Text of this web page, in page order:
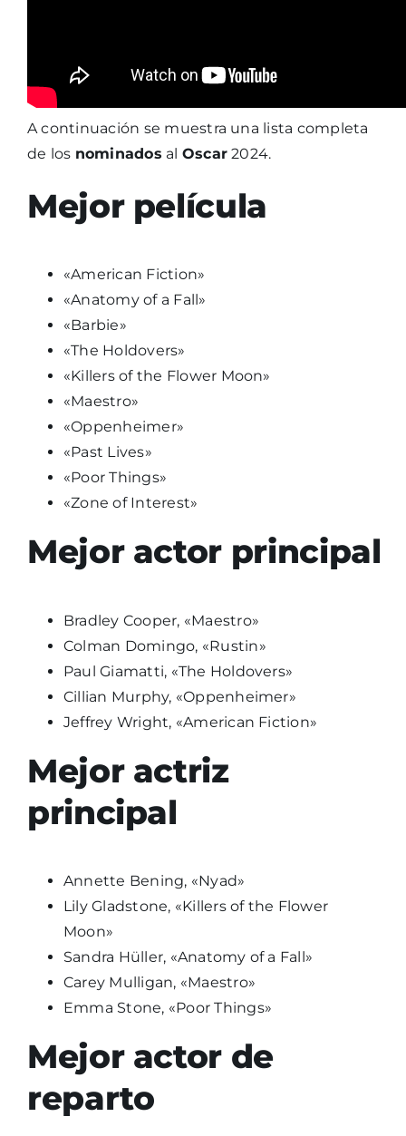
A continuación se muestra una lista completa
de los nominados al Oscar 2024.
Mejor película
«American Fiction»
«Anatomy of a Fall»
«Barbie»
«The Holdovers»
«Killers of the Flower Moon»
«Maestro»
«Oppenheimer»
«Past Lives»
«Poor Things»
«Zone of Interest»
Mejor actor principal
Bradley Cooper, «Maestro»
Colman Domingo, «Rustin»
Paul Giamatti, «The Holdovers»
Cillian Murphy, «Oppenheimer»
Jeffrey Wright, «American Fiction»
Mejor actriz
principal
Annette Bening, «Nyad»
Lily Gladstone, «Killers of the Flower
Moon»
Sandra Hüller, «Anatomy of a Fall»
Carey Mulligan, «Maestro»
Emma Stone, «Poor Things»
Mejor actor de
reparto